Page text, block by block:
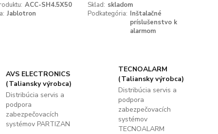
ACC-SH4.5X50 Sklad: skladom
Jablotron Podkategória: Inštalačné
príslušenstvo k
alarmom
AVS ELECTRONICS
(Taliansky výrobca)
Distribúcia servis a
podpora
zabezpečovacích
systémov PARTIZAN
TECNOALARM
(Taliansky výrobca)
Distribúcia servis a
podpora
zabezpečovacích
systémov
TECNOALARM